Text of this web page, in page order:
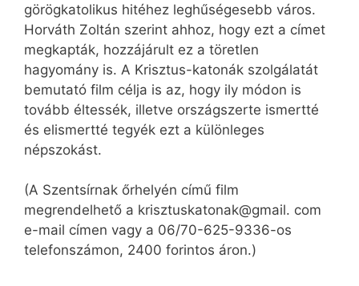
görögkatolikus hitéhez leghűségesebb város.
Horváth Zoltán szerint ahhoz, hogy ezt a címet
megkapták, hozzájárult ez a töretlen
hagyomány is. A Krisztus-katonák szolgálatát
bemutató film célja is az, hogy ily módon is
tovább éltessék, illetve országszerte ismertté
és elismertté tegyék ezt a különleges
népszokást.
(A Szentsírnak őrhelyén című film
megrendelhető a krisztuskatonak@gmail. com
e-mail címen vagy a 06/70-625-9336-os
telefonszámon, 2400 forintos áron.)